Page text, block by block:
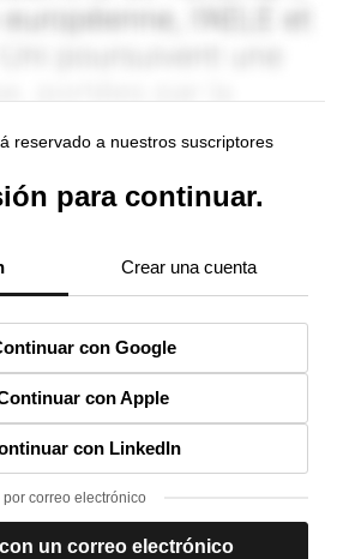
reservado a nuestros suscriptores
para continuar.
Crear una cuenta
con Google
con Apple
con LinkedIn
por correo electrónico
un correo electrónico